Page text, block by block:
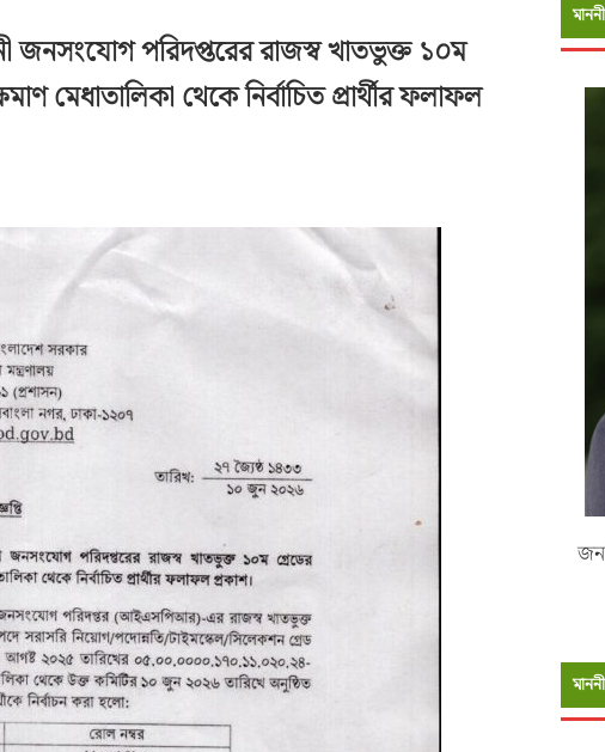
জনসংযোগ পরিদপ্তরের রাজস্ব খাতভুক্ত ১০ম
মেধাতালিকা থেকে নির্বাচিত প্রার্থীর ফলাফল